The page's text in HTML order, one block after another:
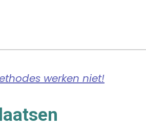
werken niet!